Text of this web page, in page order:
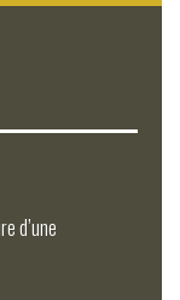
d’une